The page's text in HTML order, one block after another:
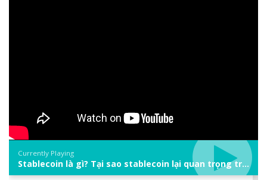
Currently Playing
Stablecoin là gì? Tại sao stablecoin lại quan trọng trong thị trường crypto? | Phổ cập Blockchain